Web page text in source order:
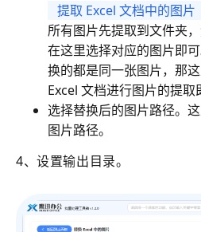
提取 Excel 文档中的图片
所有图片先提取到文件夹
在这里选择对应的图片即
换的都是同一张图片，那
Excel 文档进行图片的提取
选择替换后的图片路径。
图片路径。
4、设置输出目录。